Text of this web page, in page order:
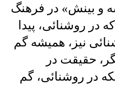
و بینش» در فرهنگ
در روشنائی، پیدا
نیز، همیشه گم
حقیقت در
در روشنائی، گم